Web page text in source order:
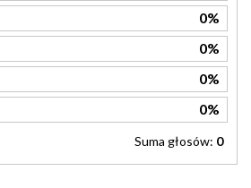
0%
0%
0%
0%
Suma głosów: 0